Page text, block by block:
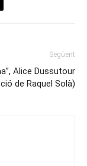
Següent
Alice Dussutour
de Raquel Solà)